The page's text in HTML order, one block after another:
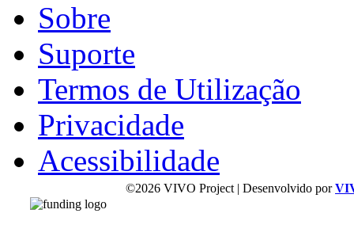
Sobre
Suporte
Termos de Utilização
Privacidade
Acessibilidade
©2026 VIVO Project | Desenvolvido por